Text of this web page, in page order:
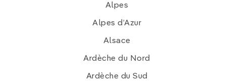
Alpes
Alpes d’Azur
Alsace
Ardèche du Nord
Ardèche du Sud